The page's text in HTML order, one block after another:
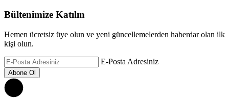
Bültenimize Katılın
Hemen ücretsiz üye olun ve yeni güncellemelerden haberdar olan ilk
kişi olun.
E-Posta Adresiniz